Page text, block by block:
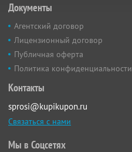
Документы
Агентский договор
Лицензионный договор
Публичная оферта
Политика конфиденциальности
Контакты
sprosi@kupikupon.ru
Связаться с нами
Мы в Соцсетях